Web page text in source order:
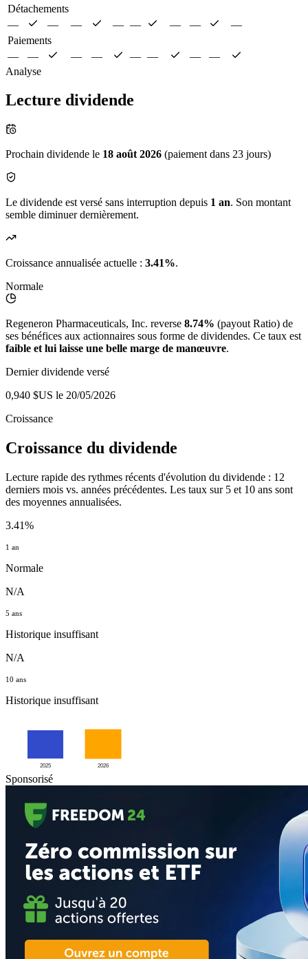
Détachements
—
— — — — — —
—
Paiements
—
— — — — — —
—
Analyse
Lecture dividende
Prochain dividende le 18 août 2026 (paiement dans 23 jours)
Le dividende est versé sans interruption depuis 1 an. Son montant
semble diminuer dernièrement.
Croissance annualisée actuelle : 3.41%.
Normale
Regeneron Pharmaceuticals, Inc. reverse 8.74% (payout Ratio) de
ses bénéfices aux actionnaires sous forme de dividendes. Ce taux est
faible et lui laisse une belle marge de manœuvre.
Dernier dividende versé
0,940 $US le 20/05/2026
Croissance
Croissance du dividende
Lecture rapide des rythmes récents d'évolution du dividende : 12
derniers mois vs. années précédentes. Les taux sur 5 et 10 ans sont
des moyennes annualisées.
3.41%
1 an
Normale
N/A
5 ans
Historique insuffisant
N/A
10 ans
Historique insuffisant
2025 2026
Sponsorisé